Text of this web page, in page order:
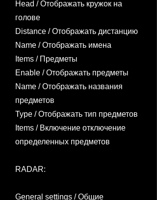
Head / Отображать кружок на
голове
Distance / Отображать дистанцию
Name / Отображать имена
Items / Предметы​
Enable / Отображать предметы
Name / Отображать названия
предметов
Type / Отображать тип предметов
Items / Включение отключение
определенных предметов
RADAR:
General settings / Общие